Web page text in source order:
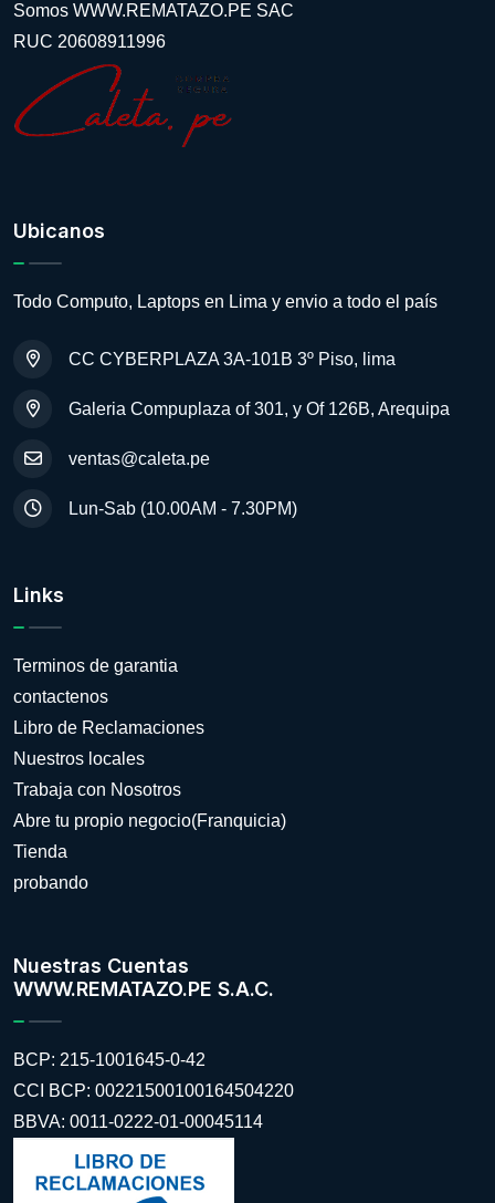
Somos WWW.REMATAZO.PE SAC
RUC 20608911996
Ubicanos
Todo Computo, Laptops en Lima y envio a todo el país
CC CYBERPLAZA 3A-101B 3º Piso, lima
Galeria Compuplaza of 301, y Of 126B, Arequipa
ventas@caleta.pe
Lun-Sab (10.00AM - 7.30PM)
Links
Terminos de garantia
contactenos
Libro de Reclamaciones
Nuestros locales
Trabaja con Nosotros
Abre tu propio negocio(Franquicia)
Tienda
probando
Nuestras Cuentas
WWW.REMATAZO.PE S.A.C.
BCP: 215-1001645-0-42
CCI BCP: 00221500100164504220
BBVA: 0011-0222-01-00045114